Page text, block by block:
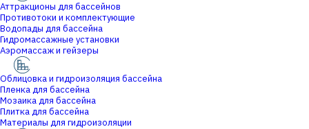
Аттракционы для бассейнов
Противотоки и комплектующие
Водопады для бассейна
Гидромассажные установки
Аэромассаж и гейзеры
Облицовка и гидроизоляция бассейна
Пленка для бассейна
Мозаика для бассейна
Плитка для бассейна
Материалы для гидроизоляции